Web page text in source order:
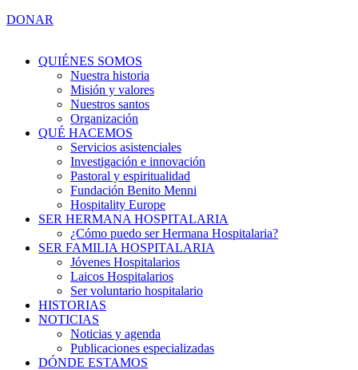
DONAR
QUIÉNES SOMOS
Nuestra historia
Misión y valores
Nuestros santos
Organización
QUÉ HACEMOS
Servicios asistenciales
Investigación e innovación
Pastoral y espiritualidad
Fundación Benito Menni
Hospitality Europe
SER HERMANA HOSPITALARIA
¿Cómo puedo ser Hermana Hospitalaria?
SER FAMILIA HOSPITALARIA
Jóvenes Hospitalarios
Laicos Hospitalarios
Ser voluntario hospitalario
HISTORIAS
NOTICIAS
Noticias y agenda
Publicaciones especializadas
DÓNDE ESTAMOS